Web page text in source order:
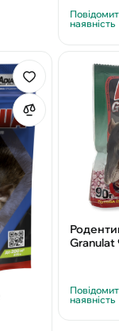
наявність
Granulat
наявність